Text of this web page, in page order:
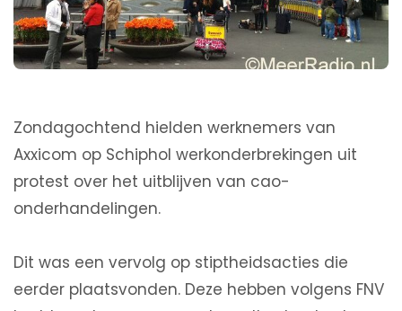
Zondagochtend hielden werknemers van
Axxicom op Schiphol werkonderbrekingen uit
protest over het uitblijven van cao-
onderhandelingen.
Dit was een vervolg op stiptheidsacties die
eerder plaatsvonden. Deze hebben volgens FNV